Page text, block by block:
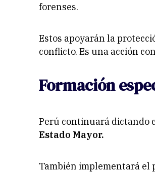
forenses.
Estos apoyarán la
conflicto. Es una acción
Formación
Perú continuará dictando
Estado Mayor.
También implementará el